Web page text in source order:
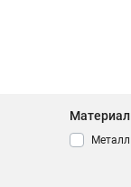
Материал
Металл